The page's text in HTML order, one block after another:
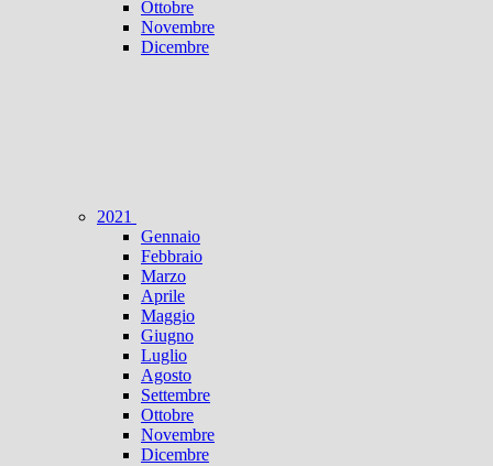
Ottobre
Novembre
Dicembre
2021
Gennaio
Febbraio
Marzo
Aprile
Maggio
Giugno
Luglio
Agosto
Settembre
Ottobre
Novembre
Dicembre